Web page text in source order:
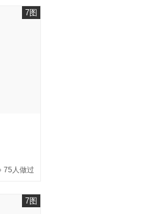
7图
75人做过
7图